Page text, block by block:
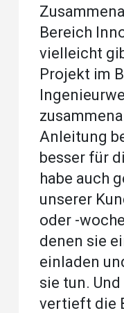
Bereich
vielleicht
Projekt im
Anleitung
besser für
habe auch
unserer
oder -
denen sie
einladen
sie tun.
vertieft die